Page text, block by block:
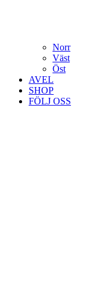
Norr
Väst
Öst
AVEL
SHOP
FÖLJ OSS